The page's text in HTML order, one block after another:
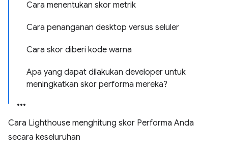
Cara menentukan skor metrik
Cara penanganan desktop versus seluler
Cara skor diberi kode warna
Apa yang dapat dilakukan developer untuk
meningkatkan skor performa mereka?
Cara Lighthouse menghitung skor Performa Anda
secara keseluruhan